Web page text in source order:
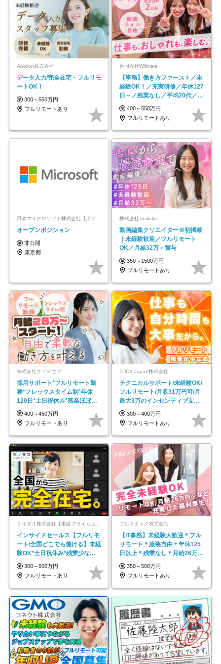
Apollon株式会社
データ入力/完全在宅・フルリモ
ートOK！
300～550万円
フルリモートあり
合同会社Willmate
【事務】働き方ファースト／未
経験OK！／充実研修／年休127
日～／残業なし／平均20代／リ
モートOK
400～550万円
フルリモートあり
日本マイクロソフト株式会社【ポジションマッチ登録】
オープンポジション
非公開
東京都
株式会社viralinks
動画編集クリエイター※初掲載
｜未経験歓迎／フルリモート
OK／月給32万＋賞与
350～1500万円
フルリモートあり
株式会社サイヨウブ
採用サポート*フルリモート勤
務*フレックスタイム制*年休
120日*土日祝休み*残業ほぼな
し*育児中社員8割以上
400～450万円
フルリモートあり
TDCX Japan株式会社
テクニカルサポート/未経験OK/
フルリモート/月収31万円可/月
最大3万のインセンティブ支給/
平均年齢33歳
300～400万円
フルリモートあり
ミイダス株式会社【東証プライム上場パーソルグループ】
インサイドセールス【フルリモ
ート/全国どこでも働ける】未経
験OK*土日祝休み*残業少なめ*
在宅勤務手当あり
300～600万円
フルリモートあり
フルスタック株式会社
【IT事務】未経験大歓迎＊フル
リモート＊服装自由＊年休125
日以上＊残業なし＊月給26万円
以上
350～500万円
フルリモートあり